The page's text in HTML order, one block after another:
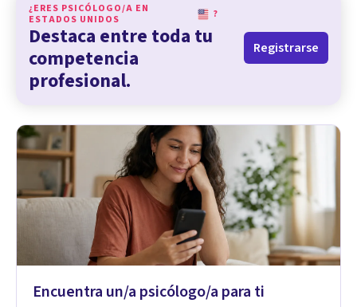
¿ERES PSICÓLOGO/A EN
ESTADOS UNIDOS
?
Destaca entre toda tu
competencia
profesional.
Registrarse
Encuentra un/a psicólogo/a para ti